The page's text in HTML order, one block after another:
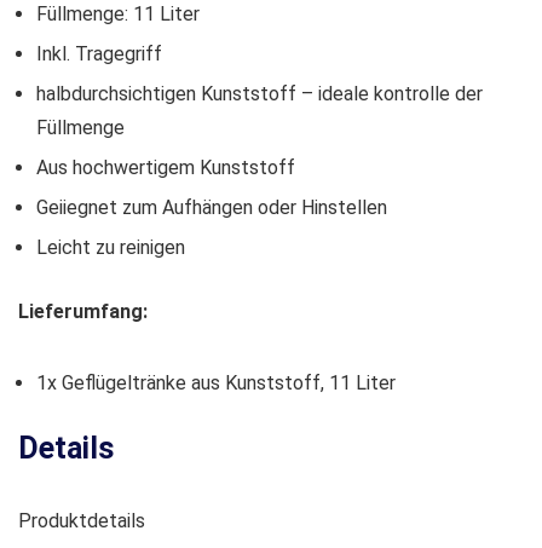
Füllmenge: 11 Liter
Inkl. Tragegriff
halbdurchsichtigen Kunststoff – ideale kontrolle der
Füllmenge
Aus hochwertigem Kunststoff
Geiiegnet zum Aufhängen oder Hinstellen
Leicht zu reinigen
Lieferumfang:
1x Geflügeltränke aus Kunststoff, 11 Liter
Details
Produktdetails